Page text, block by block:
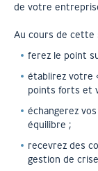
de votre
Au cours de cette
ferez le point
établirez votre
points forts et
échangerez
équilibre ;
recevrez des
gestion de